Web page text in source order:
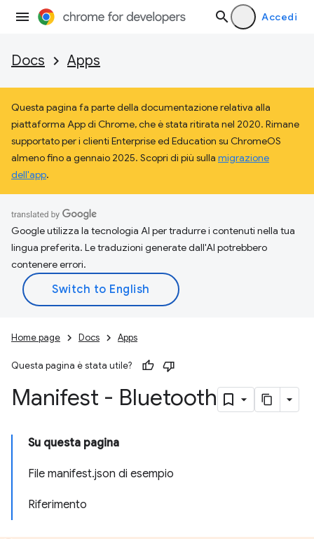
Accedi
Docs Apps
Questa pagina fa parte della documentazione relativa alla
piattaforma App di Chrome, che è stata ritirata nel 2020. Rimane
supportato per i clienti Enterprise ed Education su ChromeOS
almeno fino a gennaio 2025. Scopri di più sulla migrazione
dell'app.
Google utilizza la tecnologia AI per tradurre i contenuti nella tua
lingua preferita. Le traduzioni generate dall'AI potrebbero
contenere errori.
Home page Docs Apps
Questa pagina è stata utile?
Manifest - Bluetooth
Su questa pagina
File manifest.json di esempio
Riferimento